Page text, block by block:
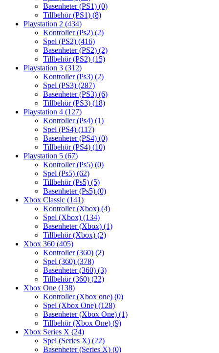
Basenheter (PS1) (0)
Tillbehör (PS1) (8)
Playstation 2 (434)
Kontroller (Ps2) (2)
Spel (PS2) (416)
Basenheter (PS2) (2)
Tillbehör (PS2) (15)
Playstation 3 (312)
Kontroller (Ps3) (2)
Spel (PS3) (287)
Basenheter (PS3) (6)
Tillbehör (PS3) (18)
Playstation 4 (127)
Kontroller (Ps4) (1)
Spel (PS4) (117)
Basenheter (PS4) (0)
Tillbehör (PS4) (10)
Playstation 5 (67)
Kontroller (Ps5) (0)
Spel (Ps5) (62)
Tillbehör (Ps5) (5)
Basenheter (Ps5) (0)
Xbox Classic (141)
Kontroller (Xbox) (4)
Spel (Xbox) (134)
Basenheter (Xbox) (1)
Tillbehör (Xbox) (2)
Xbox 360 (405)
Kontroller (360) (2)
Spel (360) (378)
Basenheter (360) (3)
Tillbehör (360) (22)
Xbox One (138)
Kontroller (Xbox one) (0)
Spel (Xbox One) (128)
Basenheter (Xbox One) (1)
Tillbehör (Xbox One) (9)
Xbox Series X (24)
Spel (Series X) (22)
Basenheter (Series X) (0)